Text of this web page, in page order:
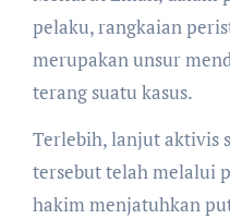
pelaku, rangkaian
merupakan unsur
terang suatu kasus.
Terlebih, lanjut aktivis
tersebut telah melalui
hakim menjatuhkan